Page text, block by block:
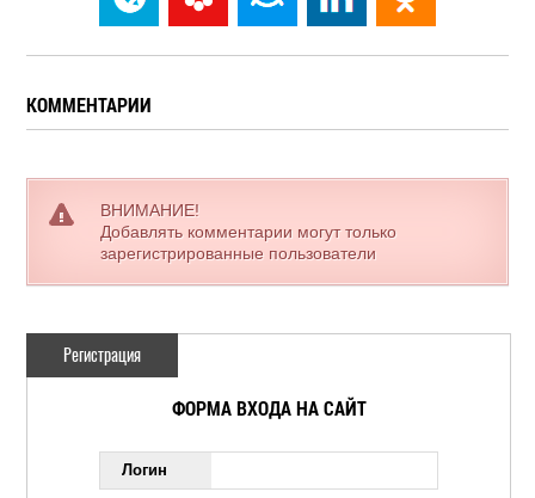
КОММЕНТАРИИ
ВНИМАНИЕ!
Добавлять комментарии могут только
зарегистрированные пользователи
Регистрация
ФОРМА ВХОДА НА САЙТ
Логин